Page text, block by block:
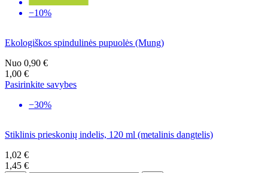
−10%
Ekologiškos spindulinės pupuolės (Mung)
Nuo 0,90 €
1,00 €
Pasirinkite savybes
−30%
Stiklinis prieskonių indelis, 120 ml (metalinis dangtelis)
1,02 €
1,45 €